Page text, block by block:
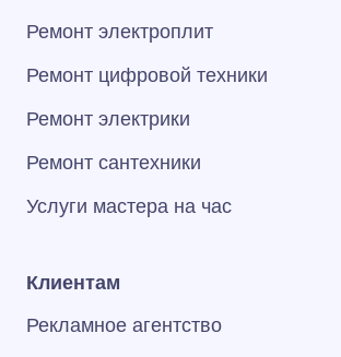
Ремонт электроплит
Ремонт цифровой техники
Ремонт электрики
Ремонт сантехники
Услуги мастера на час
Клиентам
Рекламное агентство